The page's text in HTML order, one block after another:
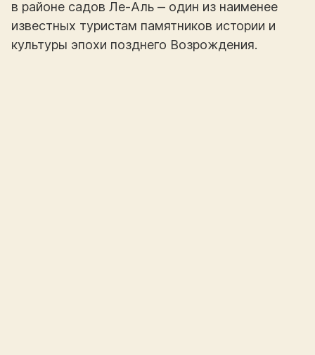
в районе садов Ле-Аль ‒ один из наименее
известных туристам памятников истории и
культуры эпохи позднего Возрождения.